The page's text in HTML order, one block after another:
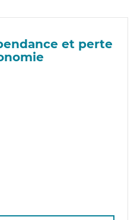
et perte